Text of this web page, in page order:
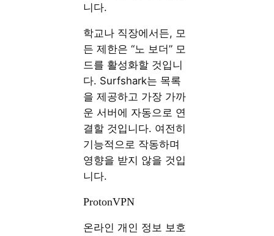
니다.
학교나 직장에서든, 모
든 제한은 “노 보더” 모
드를 활성화할 것입니
다. Surfshark는 목록
을 제공하고 가장 가까
운 서버에 자동으로 연
결할 것입니다. 여전히
기능적으로 작동하며
영향을 받지 않을 것입
니다.
ProtonVPN
온라인 개인 정보 보호